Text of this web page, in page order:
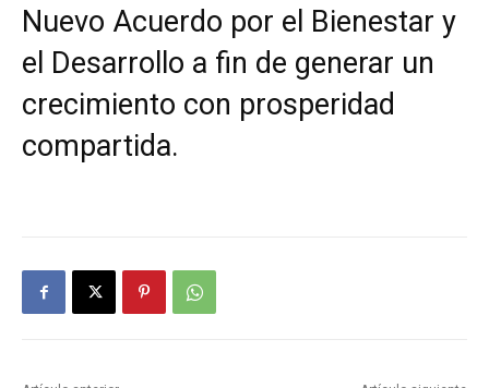
Nuevo Acuerdo por el Bienestar y
el Desarrollo a fin de generar un
crecimiento con prosperidad
compartida.